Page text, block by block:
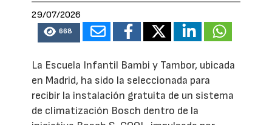
29/07/2026
668
La Escuela Infantil Bambi y Tambor, ubicada
en Madrid, ha sido la seleccionada para
recibir la instalación gratuita de un sistema
de climatización Bosch dentro de la